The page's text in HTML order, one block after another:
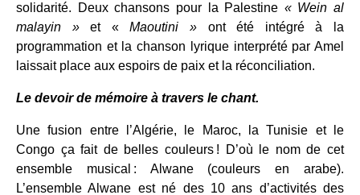
solidarité. Deux chansons pour la Palestine « Wein al
malayin »et «Maoutini » ont été intégré à la
programmation et la chanson lyrique interprété par Amel
laissait place aux espoirs de paix et la réconciliation.
Le devoir de mémoire à travers le chant.
Une fusion entre l’Algérie, le Maroc, la Tunisie et le
Congo ça fait de belles couleurs ! D’où le nom de cet
ensemble musical : Alwane (couleurs en arabe).
L’ensemble Alwane est né des 10 ans d’activités des